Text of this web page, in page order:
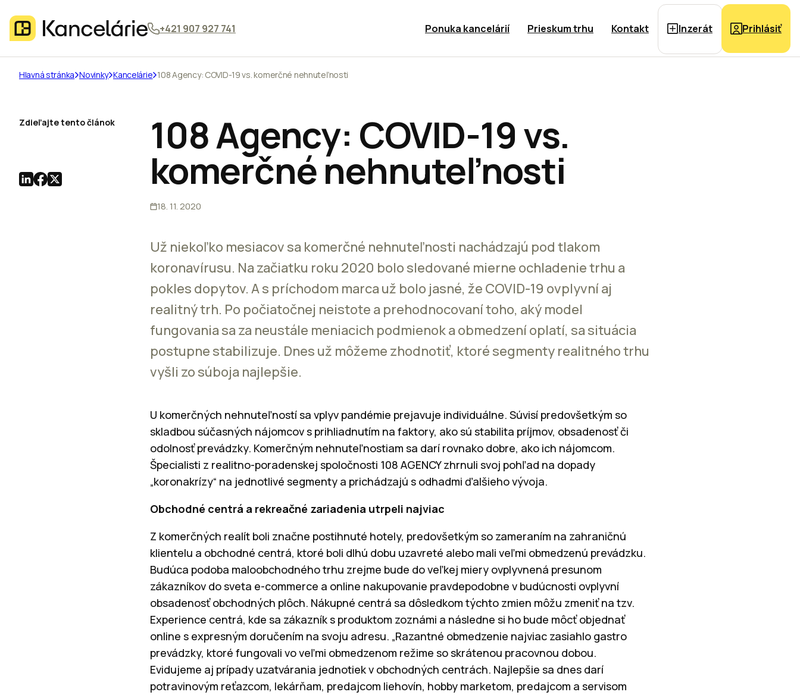
+421 907 927 741 Ponuka kancelárií Prieskum trhu Kontakt Inzerát Prihlásiť
Hlavná stránka Novinky Kancelárie 108 Agency: COVID-19 vs. komerčné nehnuteľnosti
108 Agency: COVID-19 vs.
komerčné nehnuteľnosti
18. 11. 2020
Už niekoľko mesiacov sa komerčné nehnuteľnosti nachádzajú pod tlakom
koronavírusu. Na začiatku roku 2020 bolo sledované mierne ochladenie trhu a
pokles dopytov. A s príchodom marca už bolo jasné, že COVID-19 ovplyvní aj
realitný trh. Po počiatočnej neistote a prehodnocovaní toho, aký model
fungovania sa za neustále meniacich podmienok a obmedzení oplatí, sa situácia
postupne stabilizuje. Dnes už môžeme zhodnotiť, ktoré segmenty realitného trhu
vyšli zo súboja najlepšie.
U komerčných nehnuteľností sa vplyv pandémie prejavuje individuálne. Súvisí predovšetkým so
skladbou súčasných nájomcov s prihliadnutím na faktory, ako sú stabilita príjmov, obsadenosť či
odolnosť prevádzky. Komerčným nehnuteľnostiam sa darí rovnako dobre, ako ich nájomcom.
Špecialisti z realitno-poradenskej spoločnosti 108 AGENCY zhrnuli svoj pohľad na dopady
„koronakrízy“ na jednotlivé segmenty a prichádzajú s odhadmi ďalšieho vývoja.
Obchodné centrá a rekreačné zariadenia utrpeli najviac
Z komerčných realít boli značne postihnuté hotely, predovšetkým so zameraním na zahraničnú
klientelu a obchodné centrá, ktoré boli dlhú dobu uzavreté alebo mali veľmi obmedzenú prevádzku.
Budúca podoba maloobchodného trhu zrejme bude do veľkej miery ovplyvnená presunom
zákazníkov do sveta e-commerce a online nakupovanie pravdepodobne v budúcnosti ovplyvní
obsadenosť obchodných plôch. Nákupné centrá sa dôsledkom týchto zmien môžu zmeniť na tzv.
Experience centrá, kde sa zákazník s produktom zoznámi a následne si ho bude môcť objednať
online s expresným doručením na svoju adresu. „Razantné obmedzenie najviac zasiahlo gastro
prevádzky, ktoré fungovali vo veľmi obmedzenom režime so skrátenou pracovnou dobou.
Evidujeme aj prípady uzatvárania jednotiek v obchodných centrách. Najlepšie sa dnes darí
potravinovým reťazcom, lekárňam, predajcom liehovín, hobby marketom, predajcom a servisom
Zdieľajte tento článok